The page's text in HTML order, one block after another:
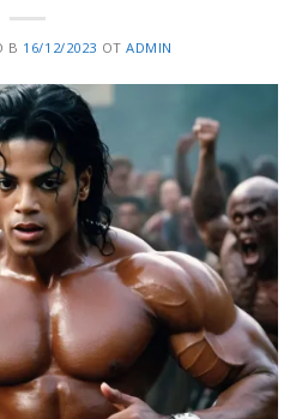
В 16/12/2023 ОТADMIN